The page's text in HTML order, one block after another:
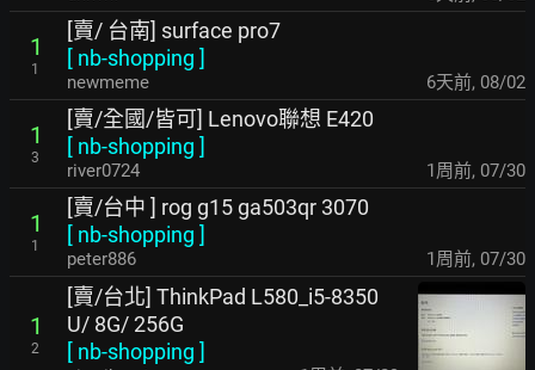
1
1
[賣/ 台南] surface pro7
[ nb-shopping ]
newmeme 6天前, 08/02
1
3
[賣/全國/皆可] Lenovo聯想 E420
[ nb-shopping ]
river0724 1周前, 07/30
1
1
[賣/台中 ] rog g15 ga503qr 3070
[ nb-shopping ]
peter886 1周前, 07/30
1
2
[賣/台北] ThinkPad L580_i5-8350
U/ 8G/ 256G
[ nb-shopping ]